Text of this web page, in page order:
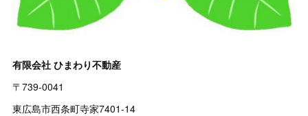
有限会社 ひまわり不動産
〒739-0041
東広島市西条町寺家7401-14